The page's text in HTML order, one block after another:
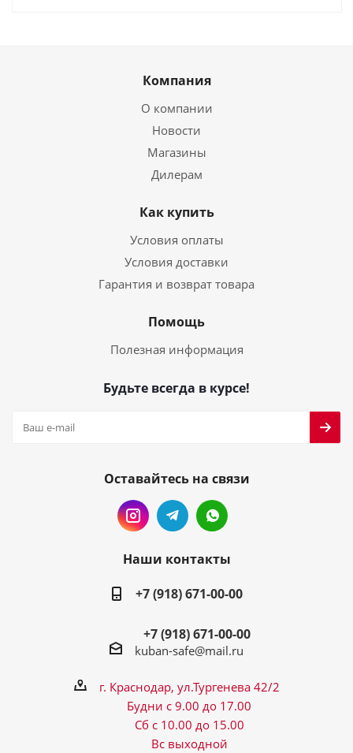
Компания
О компании
Новости
Магазины
Дилерам
Как купить
Условия оплаты
Условия доставки
Гарантия и возврат товара
Помощь
Полезная информация
Будьте всегда в курсе!
Оставайтесь на связи
Наши контакты
+7 (918) 671-00-00
+7 (918) 671-00-00
kuban-safe@mail.ru
г. Краснодар, ул.Тургенева 42/2
Будни с 9.00 до 17.00
Сб с 10.00 до 15.00
Вс выходной